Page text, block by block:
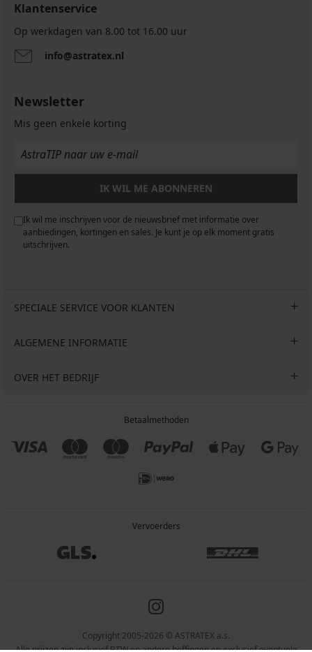
Klantenservice
Op werkdagen van 8.00 tot 16.00 uur
info@astratex.nl
Newsletter
Mis geen enkele korting
IK WIL ME ABONNEREN
Ik wil me inschrijven voor de nieuwsbrief met informatie over
aanbiedingen, kortingen en sales. Je kunt je op elk moment gratis
uitschrijven.
SPECIALE SERVICE VOOR KLANTEN
ALGEMENE INFORMATIE
OVER HET BEDRIJF
Betaalmethoden
Vervoerders
Copyright 2005-2026 © ASTRATEX a.s.